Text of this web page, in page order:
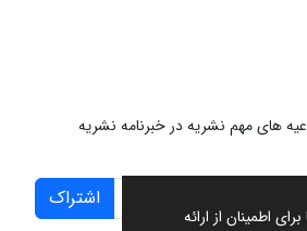
اطمینان از ارائه
های مهم نشریه در خبرنامه نشریه
اشتراک